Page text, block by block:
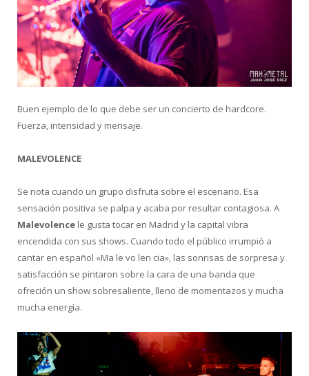
Buen ejemplo de lo que debe ser un concierto de hardcore.
Fuerza, intensidad y mensaje.
MALEVOLENCE
Se nota cuando un grupo disfruta sobre el escenario. Esa
sensación positiva se palpa y acaba por resultar contagiosa. A
Malevolence le gusta tocar en Madrid y la capital vibra
encendida con sus shows. Cuando todo el público irrumpió a
cantar en español «Ma le vo len cia», las sonrisas de sorpresa y
satisfacción se pintaron sobre la cara de una banda que
ofreción un show sobresaliente, lleno de momentazos y mucha
mucha energía.